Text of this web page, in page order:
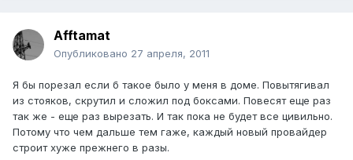
Afftamat
Опубликовано 27 апреля, 2011
Я бы порезал если б такое было у меня в доме. Повытягивал
из стояков, скрутил и сложил под боксами. Повесят еще раз
так же - еще раз вырезать. И так пока не будет все цивильно.
Потому что чем дальше тем гаже, каждый новый провайдер
строит хуже прежнего в разы.